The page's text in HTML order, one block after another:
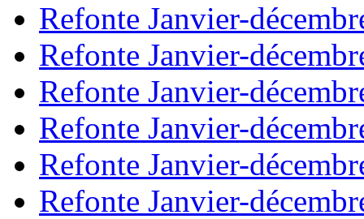
Refonte Janvier-
Refonte Janvier-
Refonte Janvier-
Refonte Janvier-
Refonte Janvier-
Refonte Janvier-